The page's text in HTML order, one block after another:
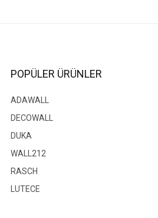
POPÜLER ÜRÜNLER
ADAWALL
DECOWALL
DUKA
WALL212
RASCH
LUTECE